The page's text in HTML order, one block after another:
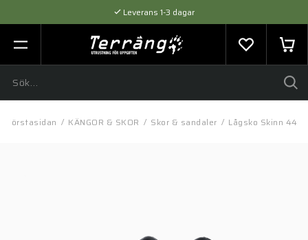
Leverans 1-3 dagar
Flexibel betalning med SVEA
Expertråd & Kvalitetsprodukter
Förstasidan / KÄNGOR & SKOR / Skor & sandaler / Lågsko Skinn 44